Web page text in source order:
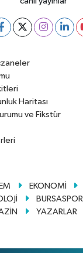
Haritası
ve Fikstür
EKONOMİ
BURSASPOR
YAZARLAR